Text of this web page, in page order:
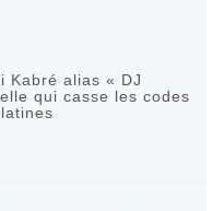
Kabré alias « DJ
qui casse les codes